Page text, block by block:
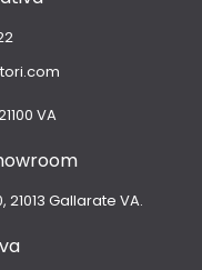
VA
Gallarate VA.